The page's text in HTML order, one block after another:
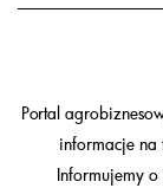
Portal
informacje na
Informujemy